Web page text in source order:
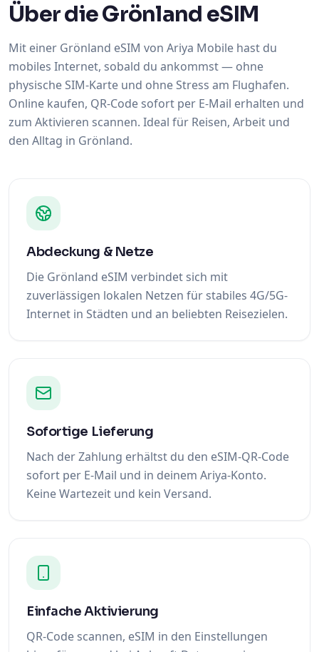
Über die Grönland eSIM
Mit einer Grönland eSIM von Ariya Mobile hast du
mobiles Internet, sobald du ankommst — ohne
physische SIM-Karte und ohne Stress am Flughafen.
Online kaufen, QR-Code sofort per E-Mail erhalten und
zum Aktivieren scannen. Ideal für Reisen, Arbeit und
den Alltag in Grönland.
Abdeckung & Netze
Die Grönland eSIM verbindet sich mit
zuverlässigen lokalen Netzen für stabiles 4G/5G-
Internet in Städten und an beliebten Reisezielen.
Sofortige Lieferung
Nach der Zahlung erhältst du den eSIM-QR-Code
sofort per E-Mail und in deinem Ariya-Konto.
Keine Wartezeit und kein Versand.
Einfache Aktivierung
QR-Code scannen, eSIM in den Einstellungen